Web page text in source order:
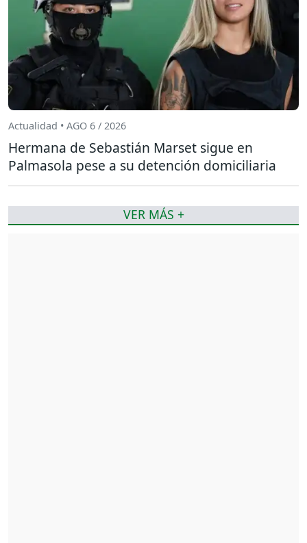
Actualidad • AGO 6 / 2026
Hermana de Sebastián Marset sigue en
Palmasola pese a su detención domiciliaria
VER MÁS +